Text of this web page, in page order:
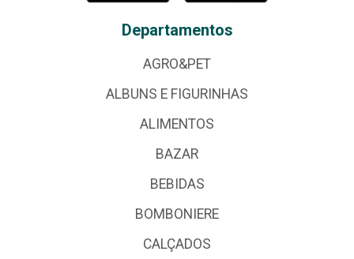
Departamentos
AGRO&PET
ALBUNS E FIGURINHAS
ALIMENTOS
BAZAR
BEBIDAS
BOMBONIERE
CALÇADOS